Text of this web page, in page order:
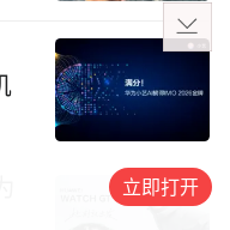
立即打开